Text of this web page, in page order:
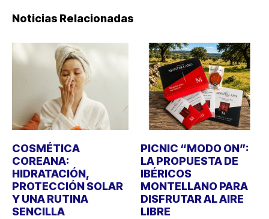
Noticias Relacionadas
COSMÉTICA
COREANA:
HIDRATACIÓN,
PROTECCIÓN SOLAR
Y UNA RUTINA
SENCILLA
PICNIC “MODO ON”:
LA PROPUESTA DE
IBÉRICOS
MONTELLANO PARA
DISFRUTAR AL AIRE
LIBRE